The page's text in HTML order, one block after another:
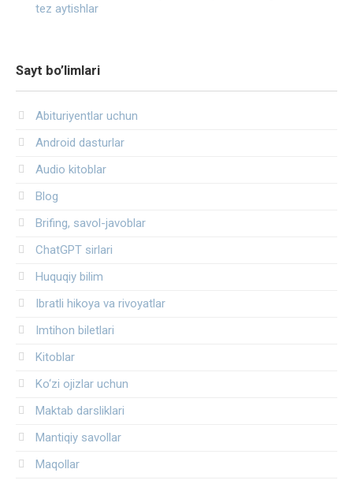
tez aytishlar
Sayt bo’limlari
Abituriyentlar uchun
Android dasturlar
Audio kitoblar
Blog
Brifing, savol-javoblar
ChatGPT sirlari
Huquqiy bilim
Ibratli hikoya va rivoyatlar
Imtihon biletlari
Kitoblar
Ko‘zi ojizlar uchun
Maktab darsliklari
Mantiqiy savollar
Maqollar